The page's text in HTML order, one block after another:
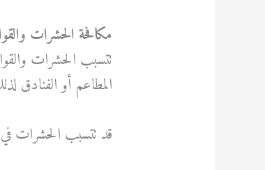
مكافحة الحشرات
تتسبب الحشرات
المطاعم أو الفنادق
قد تتسبب الحشرات في